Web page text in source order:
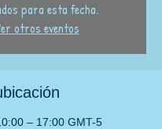
para esta fecha.
otros eventos
– 17:00 GMT-5